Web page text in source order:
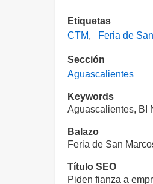
Etiquetas
CTM
Feria de
Sección
Aguascalientes
Keywords
Aguascalientes, BI
Balazo
Feria de San
Título SEO
Piden fianza a